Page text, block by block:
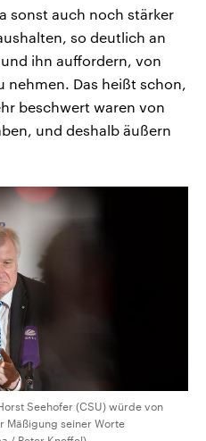
sonst auch noch stärker
so deutlich an
ihn auffordern, von
nehmen. Das heißt schon,
beschwert waren von
und deshalb äußern
Seehofer (CSU) würde von
Mäßigung seiner Worte